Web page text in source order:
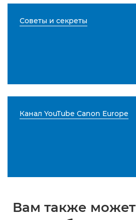
Советы и секреты
Канал YouTube Canon Europe
Вам также может